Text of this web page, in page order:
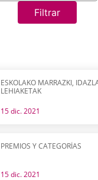
Filtrar
ESKOLAKO MARRAZKI,
LEHIAKETAK
15 dic. 2021
PREMIOS Y CATEGORÍAS
15 dic. 2021